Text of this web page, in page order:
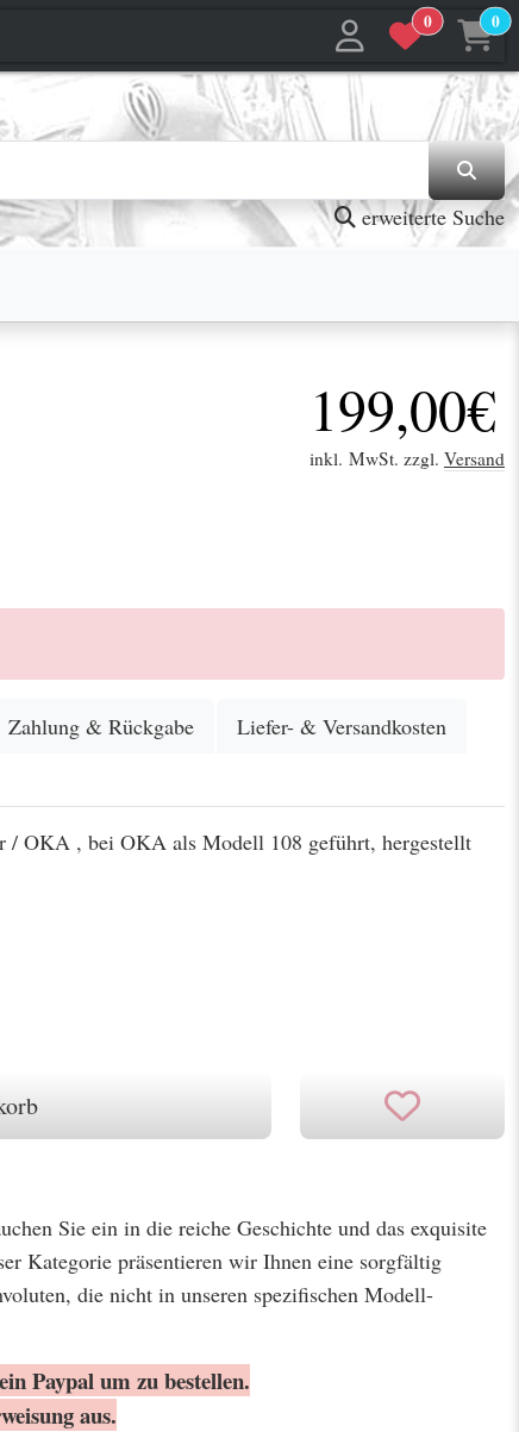
0 0
erweiterte Suche
199,00€
inkl. MwSt. zzgl. Versand
Zahlung & Rückgabe Liefer- & Versandkosten
/ OKA , bei OKA als Modell 108 geführt, hergestellt
Sie ein in die reiche Geschichte und das exquisite
Kategorie präsentieren wir Ihnen eine sorgfältig
die nicht in unseren spezifischen Modell-
Paypal um zu bestellen.
aus.
jetzt in den Warenkorb
jetzt in den Warenkorb